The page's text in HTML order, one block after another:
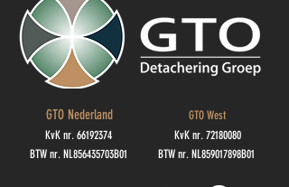
GTO Nederland
KvK nr. 66192374
BTW nr. NL856435703B01
GTO West
KvK nr. 72180080
BTW nr. NL859017898B01